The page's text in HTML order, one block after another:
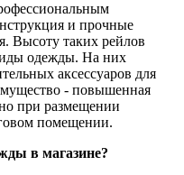
и прочные
Высоту таких рейлов
одежды. На них
аксессуаров для
- повышенная
при размещении
помещении.
в магазине?